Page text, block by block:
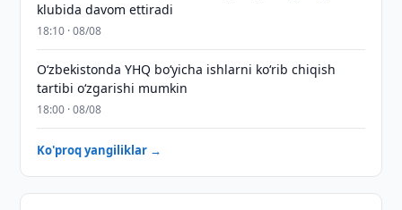
klubida davom ettiradi
18:10 · 08/08
O‘zbekistonda YHQ bo‘yicha ishlarni ko‘rib chiqish
tartibi o‘zgarishi mumkin
18:00 · 08/08
Ko'proq yangiliklar →